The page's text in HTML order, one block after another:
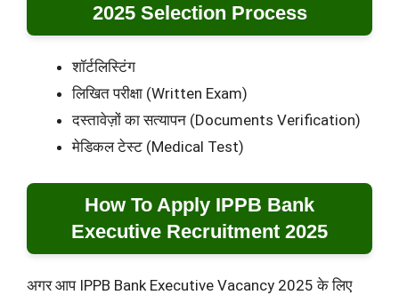
2025 Selection Process
शॉर्टलिस्टिंग
लिखित परीक्षा (Written Exam)
दस्तावेज़ों का सत्यापन (Documents Verification)
मेडिकल टेस्ट (Medical Test)
How To Apply IPPB Bank
Executive Recruitment 2025
अगर आप IPPB Bank Executive Vacancy 2025 के लिए